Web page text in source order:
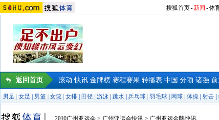
搜狐首页-新闻 -体
返回首页 滚动 快讯 金牌榜 赛程赛果 转播表 中国 分项 诸强
男足 女足 男篮 女篮 女排 田径 游泳 跳水 乒乓球 羽毛球 网球 体操 射击
2010广州亚运会 > 广州亚运会快讯 > 广州亚运金牌快讯